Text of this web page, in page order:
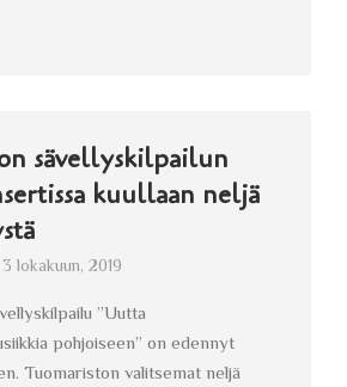
sävellyskilpailun
kuullaan neljä
3 lokakuun, 2019
”Uutta
pohjoiseen” on edennyt
Tuomariston valitsemat neljä